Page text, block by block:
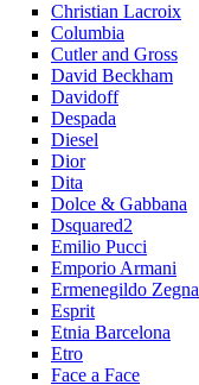
Christian Lacroix
Columbia
Cutler and Gross
David Beckham
Davidoff
Despada
Diesel
Dior
Dita
Dolce & Gabbana
Dsquared2
Emilio Pucci
Emporio Armani
Ermenegildo Zegna
Esprit
Etnia Barcelona
Etro
Face a Face